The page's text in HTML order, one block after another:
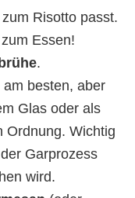
Risotto passt.
Essen!
.
besten, aber
Glas oder als
Ordnung. Wichtig
Garprozess
wird.